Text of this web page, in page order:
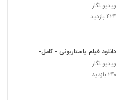
ویدیو نگار
۴۲۴ بازدید
دانلود فیلم پاستاریونی - کامل-
ویدیو نگار
۲۴۰ بازدید